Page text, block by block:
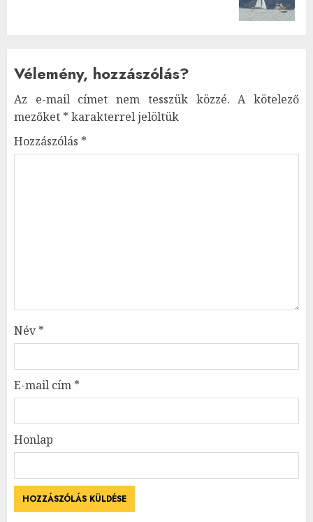
Vélemény, hozzászólás?
Az e-mail címet nem tesszük közzé. A kötelező
mezőket * karakterrel jelöltük
Hozzászólás *
Név*
E-mail cím *
Honlap